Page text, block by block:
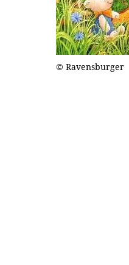
© Ravensburger